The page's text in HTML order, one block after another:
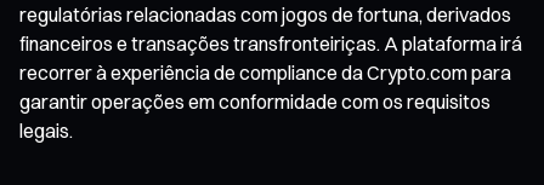
regulatórias relacionadas com jogos de fortuna, derivados
financeiros e transações transfronteiriças. A plataforma irá
recorrer à experiência de compliance da Crypto.com para
garantir operações em conformidade com os requisitos
legais.